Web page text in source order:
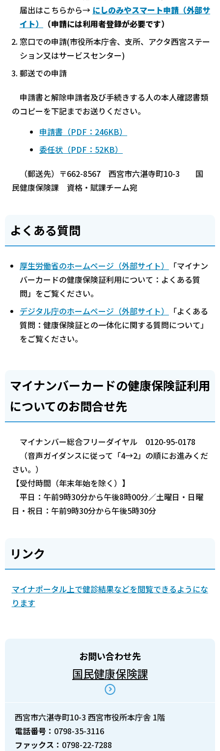
届出はこちらから→ にしのみやスマート申請 （外部サ
イト）
（申請には利用者登録が必要です）
窓口での申請(市役所本庁舎、支所、アクタ西宮ステー
ション又はサービスセンター)
郵送での申請
申請書と解除申請者及び手続きする人の本人確認書類
のコピーを下記までお送りください。
申請書（PDF：246KB）
委任状（PDF：52KB）
（郵送先）〒662-8567 西宮市六湛寺町10-3 国
民健康保険課 資格・賦課チーム宛
よくある質問
厚生労働省のホームページ（外部サイト）
「マイナン
バーカードの健康保険証利用について：よくある質
問」をご覧ください。
デジタル庁のホームページ（外部サイト）
「よくある
質問：健康保険証との一体化に関する質問について」
をご覧ください。
マイナンバーカードの健康保険証利用
についてのお問合せ先
マイナンバー総合フリーダイヤル 0120-95-0178
（音声ガイダンスに従って「4→2」の順にお進みくだ
さい。）
【受付時間（年末年始を除く）】
平日：午前9時30分から午後8時00分／土曜日・日曜
日・祝日：午前9時30分から午後5時30分
リンク
マイナポータル上で健診結果などを閲覧できるようにな
ります
お問い合わせ先
国民健康保険課
西宮市六湛寺町10-3 西宮市役所本庁舎 1階
電話番号： 0798-35-3116
ファックス： 0798-22-7288